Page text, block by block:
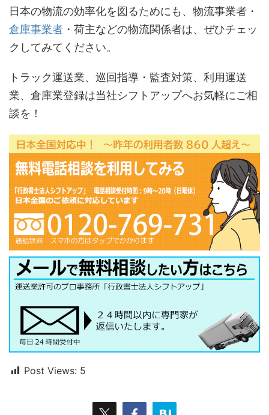
日本の物流の効率化を図るためにも、物流事業者・
倉庫事業者 ・荷主などの物流関係者は、ぜひチェッ
クしてみてください。
トラック運送業、巡回指導・監査対策、利用運送
業、倉庫業登録は当社シフトアップへお気軽にご相
談を！
Post Views: 5